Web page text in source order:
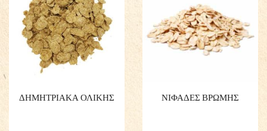
ΔΗΜΗΤΡΙΑΚΑ ΟΛΙΚΗΣ ΝΙΦΑΔΕΣ ΒΡΩΜΗΣ